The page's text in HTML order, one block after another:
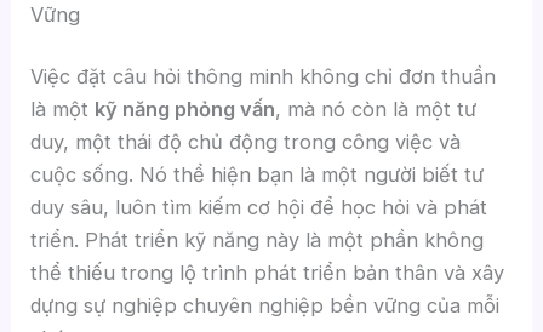
Vững
Việc đặt câu hỏi thông minh không chỉ đơn thuần
là một kỹ năng phỏng vấn, mà nó còn là một tư
duy, một thái độ chủ động trong công việc và
cuộc sống. Nó thể hiện bạn là một người biết tư
duy sâu, luôn tìm kiếm cơ hội để học hỏi và phát
triển. Phát triển kỹ năng này là một phần không
thể thiếu trong lộ trình phát triển bản thân và xây
dựng sự nghiệp chuyên nghiệp bền vững của mỗi